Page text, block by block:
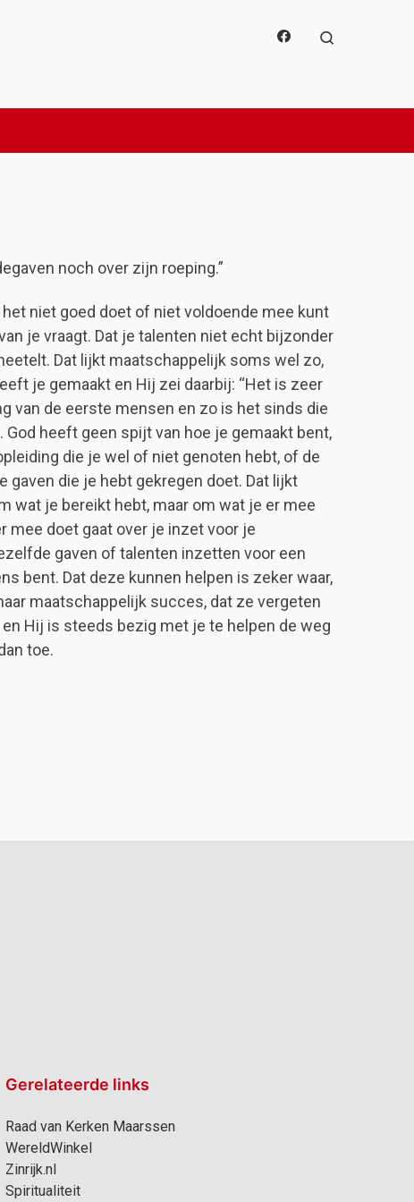
noch over zijn roeping.”
niet goed doet of niet voldoende mee kunt
je vraagt. Dat je talenten niet echt bijzonder
Dat lijkt maatschappelijk soms wel zo,
je gemaakt en Hij zei daarbij: “Het is zeer
van de eerste mensen en zo is het sinds die
heeft geen spijt van hoe je gemaakt bent,
die je wel of niet genoten hebt, of de
gaven die je hebt gekregen doet. Dat lijkt
wat je bereikt hebt, maar om wat je er mee
mee doet gaat over je inzet voor je
gaven of talenten inzetten voor een
bent. Dat deze kunnen helpen is zeker waar,
maatschappelijk succes, dat ze vergeten
Hij is steeds bezig met je te helpen de weg
toe.
Gerelateerde links
Raad van Kerken Maarssen
WereldWinkel
Zinrijk.nl
Spiritualiteit